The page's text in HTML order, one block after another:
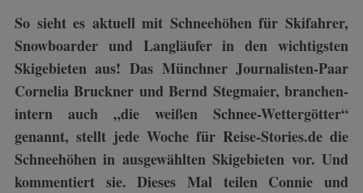
So sieht es aktuell mit Schneehöhen für Skifahrer,
Snowboarder und Langläufer in den wichtigsten
Skigebieten aus! Das Münchner Journalisten-Paar
Cornelia Bruckner und Bernd Stegmaier, branchen-
intern auch „die weißen Schnee-Wettergötter“
genannt, stellt jede Woche für Reise-Stories.de die
Schneehöhen in ausgewählten Skigebieten vor. Und
kommentiert sie. Dieses Mal teilen Connie und